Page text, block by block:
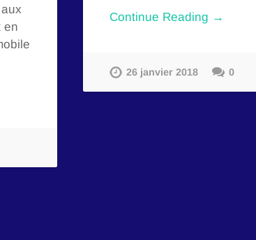
Continue Reading →
26 janvier 2018 0
en